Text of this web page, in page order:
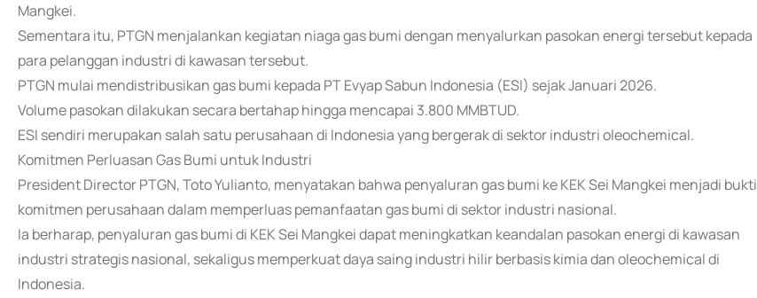
Mangkei.
Sementara itu, PTGN menjalankan kegiatan niaga gas bumi dengan menyalurkan pasokan energi tersebut kepada
para pelanggan industri di kawasan tersebut.
PTGN mulai mendistribusikan gas bumi kepada PT Evyap Sabun Indonesia (ESI) sejak Januari 2026.
Volume pasokan dilakukan secara bertahap hingga mencapai 3.800 MMBTUD.
ESI sendiri merupakan salah satu perusahaan di Indonesia yang bergerak di sektor industri oleochemical.
Komitmen Perluasan Gas Bumi untuk Industri
President Director PTGN, Toto Yulianto, menyatakan bahwa penyaluran gas bumi ke KEK Sei Mangkei menjadi bukti
komitmen perusahaan dalam memperluas pemanfaatan gas bumi di sektor industri nasional.
Ia berharap, penyaluran gas bumi di KEK Sei Mangkei dapat meningkatkan keandalan pasokan energi di kawasan
industri strategis nasional, sekaligus memperkuat daya saing industri hilir berbasis kimia dan oleochemical di
Indonesia.